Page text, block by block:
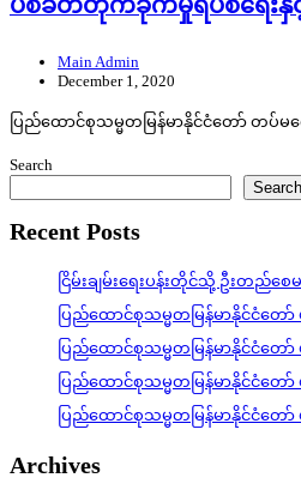
ပစ်ခတ်တိုက်ခိုက်မှုရပ်စဲရေးနှင့်
Main Admin
December 1, 2020
ပြည်ထောင်စုသမ္မတမြန်မာနိုင်ငံတော် တပ်
Search
Search
Recent Posts
ငြိမ်းချမ်းရေးပန်းတိုင်သို့ ဦးတ
ပြည်ထောင်စုသမ္မတမြန်မာနိုင်ငံတေ
ပြည်ထောင်စုသမ္မတမြန်မာနိုင်ငံတ
ပြည်ထောင်စုသမ္မတမြန်မာနိုင်ငံတ
ပြည်ထောင်စုသမ္မတမြန်မာနိုင်ငံတ
Archives